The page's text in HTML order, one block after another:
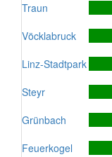
Traun
Vöcklabruck
Linz-Stadtpark
Steyr
Grünbach
Feuerkogel